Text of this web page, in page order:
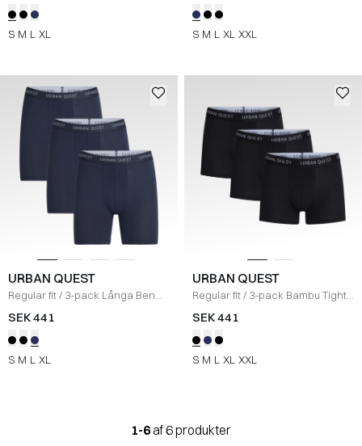
S M L XL S M L XL XXL
URBAN QUEST
Regular fit/ 3-pack Långa Ben
Bambu Tights Underkläder
SEK 441
S M L XL
URBAN QUEST
Regular fit/ 3-pack Bambu Tights
Underkläder
SEK 441
S M L XL XXL
1-6 af 6 produkter